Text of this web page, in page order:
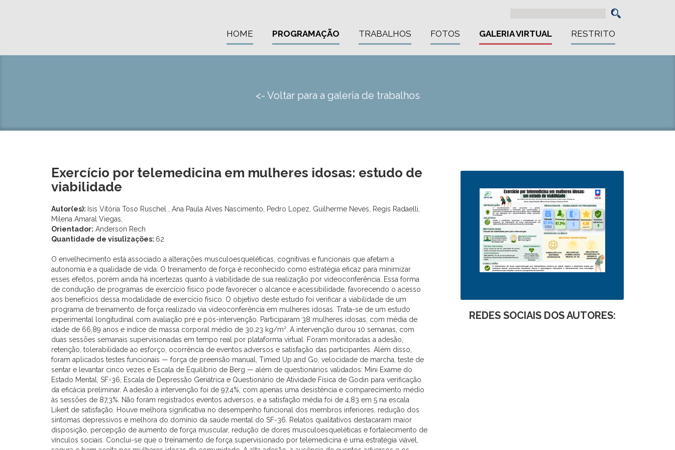
HOME PROGRAMAÇÃO TRABALHOS FOTOS GALERIA VIRTUAL RESTRITO
<- Voltar para a galeria de trabalhos
Exercício por telemedicina em mulheres idosas: estudo de
viabilidade
Autor(es): Isis Vitória Toso Ruschel , Ana Paula Alves Nascimento, Pedro Lopez, Guilherme Neves, Regis Radaelli,
Milena Amaral Viegas,
Orientador: Anderson Rech
Quantidade de visulizações: 62
O envelhecimento está associado a alterações musculoesqueléticas, cognitivas e funcionais que afetam a
autonomia e a qualidade de vida. O treinamento de força é reconhecido como estratégia eficaz para minimizar
esses efeitos, porém ainda há incertezas quanto à viabilidade de sua realização por videoconferência. Essa forma
de condução de programas de exercício físico pode favorecer o alcance e acessibilidade, favorecendo o acesso
aos benefícios dessa modalidade de exercício físico. O objetivo deste estudo foi verificar a viabilidade de um
programa de treinamento de força realizado via videoconferência em mulheres idosas. Trata-se de um estudo
experimental longitudinal com avaliação pré e pós-intervenção. Participaram 38 mulheres idosas, com média de
idade de 66,89 anos e índice de massa corporal médio de 30,23 kg/m². A intervenção durou 10 semanas, com
duas sessões semanais supervisionadas em tempo real por plataforma virtual. Foram monitoradas a adesão,
retenção, tolerabilidade ao esforço, ocorrência de eventos adversos e satisfação das participantes. Além disso,
foram aplicados testes funcionais — força de preensão manual, Timed Up and Go, velocidade de marcha, teste de
sentar e levantar cinco vezes e Escala de Equilíbrio de Berg — além de questionários validados: Mini Exame do
Estado Mental, SF-36, Escala de Depressão Geriátrica e Questionário de Atividade Física de Godin para verificação
da eficácia preliminar. A adesão à intervenção foi de 97,4%, com apenas uma desistência e comparecimento médio
às sessões de 87,3%. Não foram registrados eventos adversos, e a satisfação média foi de 4,83 em 5 na escala
Likert de satisfação. Houve melhora significativa no desempenho funcional dos membros inferiores, redução dos
sintomas depressivos e melhora do domínio da saúde mental do SF-36. Relatos qualitativos destacaram maior
disposição, percepção de aumento de força muscular, redução de dores musculoesqueléticas e fortalecimento de
vínculos sociais. Conclui-se que o treinamento de força supervisionado por telemedicina é uma estratégia viável,
REDES SOCIAIS DOS AUTORES: